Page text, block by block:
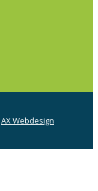
AX Webdesign